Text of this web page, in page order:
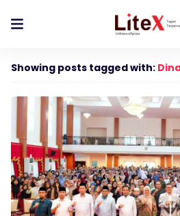
Showing posts tagged with: